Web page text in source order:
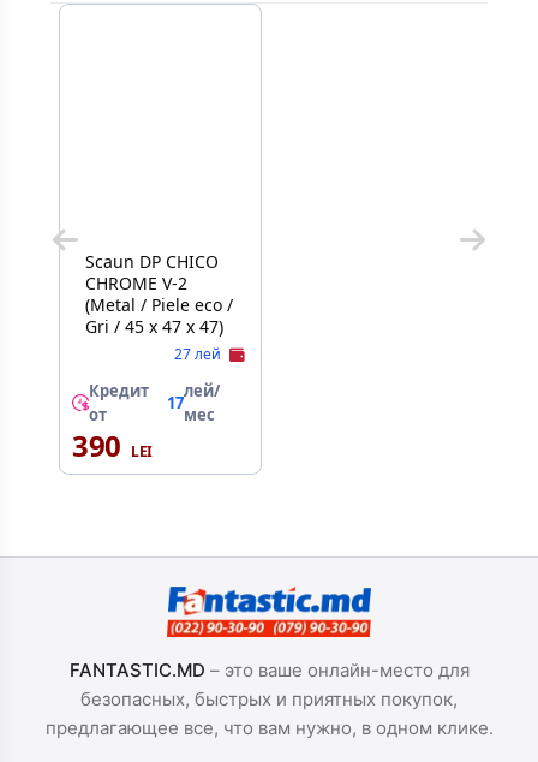
Scaun DP CHICO
CHROME V-2
(Metal / Piele eco /
Gri / 45 x 47 x 47)
27 лей
Кредит
от
17
лей/
мес
390
FANTASTIC.MD – это ваше онлайн-место для
безопасных, быстрых и приятных покупок,
предлагающее все, что вам нужно, в одном клике.